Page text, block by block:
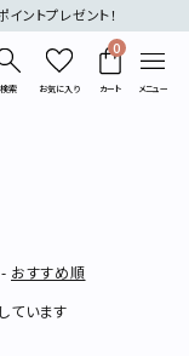
ントプレゼント！
検索 お気に入り
0
カート メニュー
- おすすめ順
ています